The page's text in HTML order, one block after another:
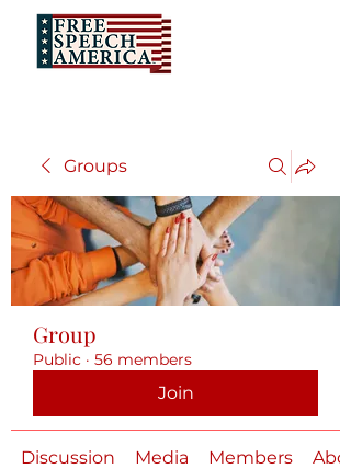
Groups
Group
Public · 56 members
Join
Discussion Media Members